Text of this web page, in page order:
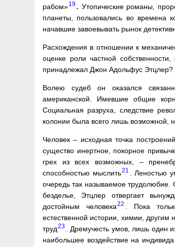
рабом»19. Утопические романы,
планеты, пользовались во времена
начавшие завоевывать рынок
Расхождения в отношении к
оценке роли частной
принадлежал Джон Адольфус Этцлер?
Волею судеб он оказался
американской. Имевшие общие
Социальная разруха, следствие
колонии была всего лишь возможной,
Человек – исходная точка
существо инертное, покорное
грех из всех возможных, –
способностью мыслить21
. Леностью
очередь так называемое
безделье, Этцлер отвергает
достойным человека22
. Пока
естественной истории, химии,
труд23
. Дремучесть умов, лишь один
наибольшее воздействие на